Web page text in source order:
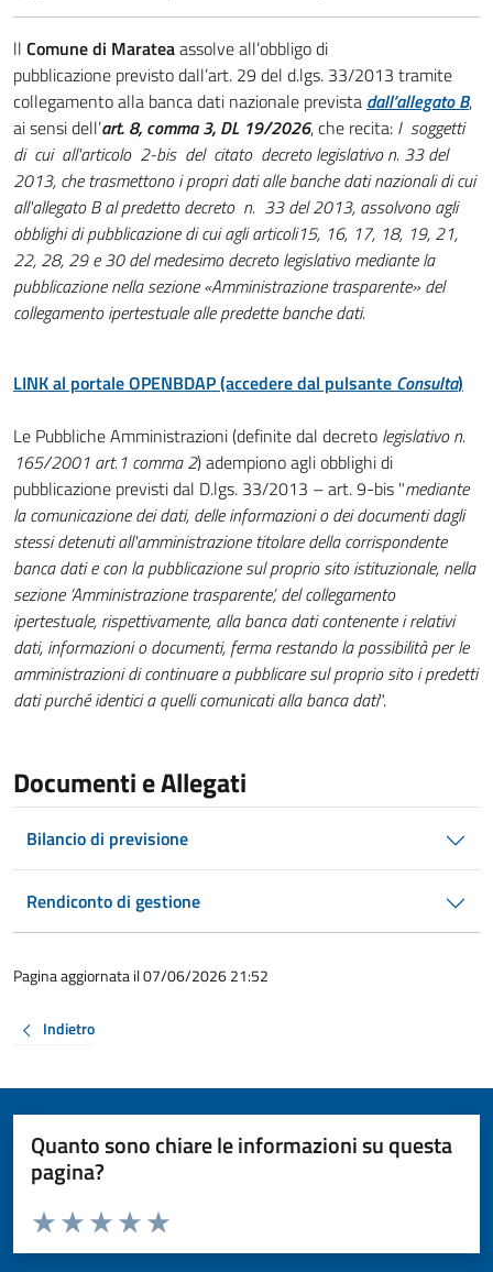
ll Comune di Marateaassolve all’obbligo di
pubblicazione previsto dall’art. 29 del d.lgs. 33/2013 tramite
collegamento alla banca dati nazionale prevista dall’allegato B,
ai sensi dell’art. 8, comma 3, DL 19/2026, che recita: I soggetti
di cui all'articolo 2-bis del citato decreto legislativo n. 33 del
2013, che trasmettono i propri dati alle banche dati nazionali di cui
all'allegato B al predetto decreto n. 33 del 2013, assolvono agli
obblighi di pubblicazione di cui agli articoli15, 16, 17, 18, 19, 21,
22, 28, 29 e 30 del medesimo decreto legislativo mediante la
pubblicazione nella sezione «Amministrazione trasparente» del
collegamento ipertestuale alle predette banche dati.
LINK al portale OPENBDAP (accedere dal pulsante Consulta)
Le Pubbliche Amministrazioni (definite dal decreto legislativo n.
165/2001 art.1 comma 2) adempiono agli obblighi di
pubblicazione previsti dal D.lgs. 33/2013 – art. 9-bis "mediante
la comunicazione dei dati, delle informazioni o dei documenti dagli
stessi detenuti all'amministrazione titolare della corrispondente
banca dati e con la pubblicazione sul proprio sito istituzionale, nella
sezione ‘Amministrazione trasparente’, del collegamento
ipertestuale, rispettivamente, alla banca dati contenente i relativi
dati, informazioni o documenti, ferma restando la possibilità per le
amministrazioni di continuare a pubblicare sul proprio sito i predetti
dati purché identici a quelli comunicati alla banca dati".
Documenti e Allegati
Bilancio di previsione
Rendiconto di gestione
Pagina aggiornata il 07/06/2026 21:52
Indietro
Quanto sono chiare le informazioni su questa
pagina?
Valuta da 1 a 5 stelle la pagina
Valuta 5 stelle su 5
Valuta 4 stelle su 5
Valuta 3 stelle su 5
Valuta 2 stelle su 5
Valuta 1 stelle su 5